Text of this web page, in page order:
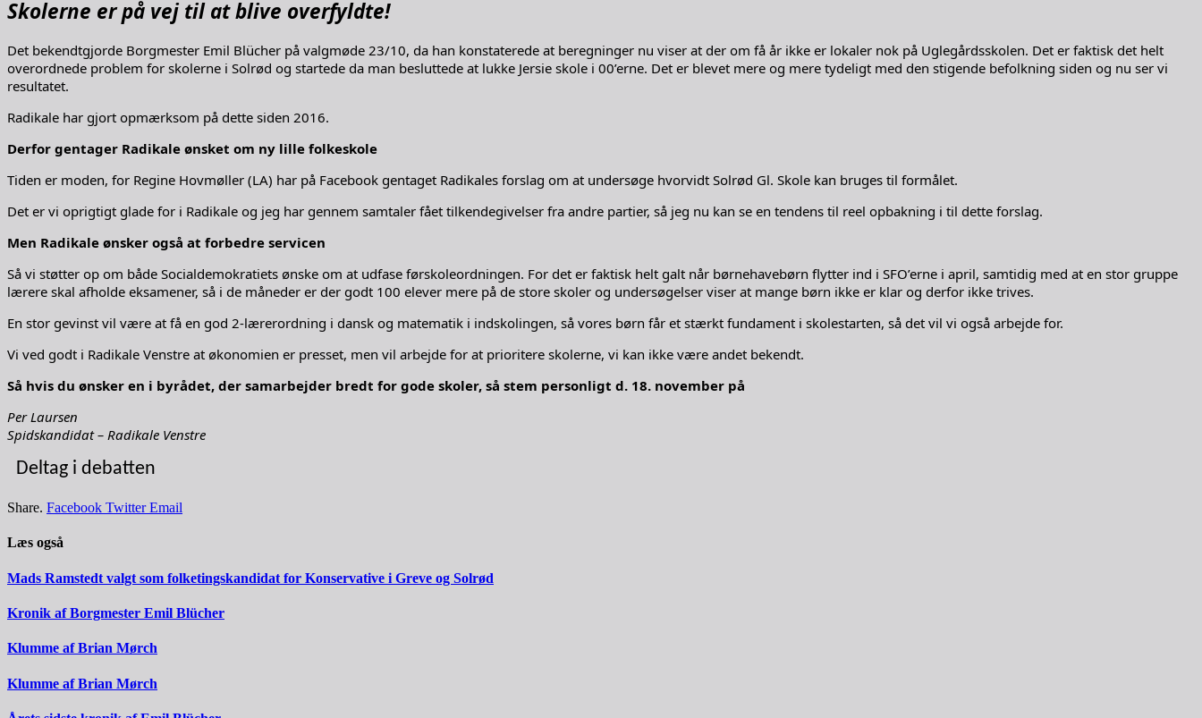
Skolerne er på vej til at blive overfyldte!
Det bekendtgjorde Borgmester Emil Blücher på valgmøde 23/10, da han konstaterede at beregninger nu viser at der om få år ikke er lokaler nok på Uglegårdsskolen. Det er faktisk det helt
overordnede problem for skolerne i Solrød og startede da man besluttede at lukke Jersie skole i 00’erne. Det er blevet mere og mere tydeligt med den stigende befolkning siden og nu ser vi
resultatet.
Radikale har gjort opmærksom på dette siden 2016.
Derfor gentager Radikale ønsket om ny lille folkeskole
Tiden er moden, for Regine Hovmøller (LA) har på Facebook gentaget Radikales forslag om at undersøge hvorvidt Solrød Gl. Skole kan bruges til formålet.
Det er vi oprigtigt glade for i Radikale og jeg har gennem samtaler fået tilkendegivelser fra andre partier, så jeg nu kan se en tendens til reel opbakning i til dette forslag.
Men Radikale ønsker også at forbedre servicen
Så vi støtter op om både Socialdemokratiets ønske om at udfase førskoleordningen. For det er faktisk helt galt når børnehavebørn flytter ind i SFO’erne i april, samtidig med at en stor gruppe
lærere skal afholde eksamener, så i de måneder er der godt 100 elever mere på de store skoler og undersøgelser viser at mange børn ikke er klar og derfor ikke trives.
En stor gevinst vil være at få en god 2-lærerordning i dansk og matematik i indskolingen, så vores børn får et stærkt fundament i skolestarten, så det vil vi også arbejde for.
Vi ved godt i Radikale Venstre at økonomien er presset, men vil arbejde for at prioritere skolerne, vi kan ikke være andet bekendt.
Så hvis du ønsker en i byrådet, der samarbejder bredt for gode skoler, så stem personligt d. 18. november på
Per Laursen
Spidskandidat – Radikale Venstre
Deltag i debatten
Share. Facebook Twitter Email
Læs også
Mads Ramstedt valgt som folketingskandidat for Konservative i Greve og Solrød
Kronik af Borgmester Emil Blücher
Klumme af Brian Mørch
Klumme af Brian Mørch